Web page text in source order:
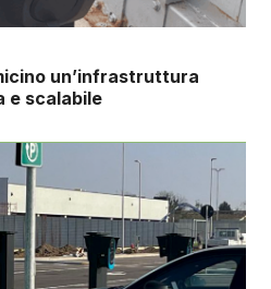
un’infrastruttura
e scalabile